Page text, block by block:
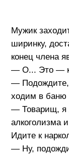
Мужик
ширинку,
конец члена
— О... Это — к
—
ходим в баню
— Товарищ, я
алкоголизма
Идите к
— Ну,